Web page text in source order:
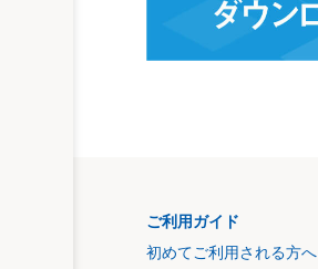
ご利用ガイド
初めてご利用される方へ